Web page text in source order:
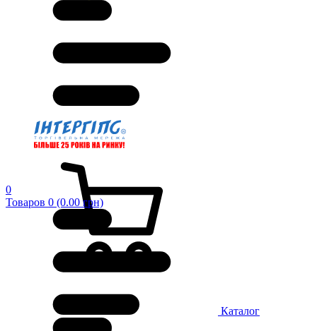
0
Товаров 0 (0.00 грн)
Каталог